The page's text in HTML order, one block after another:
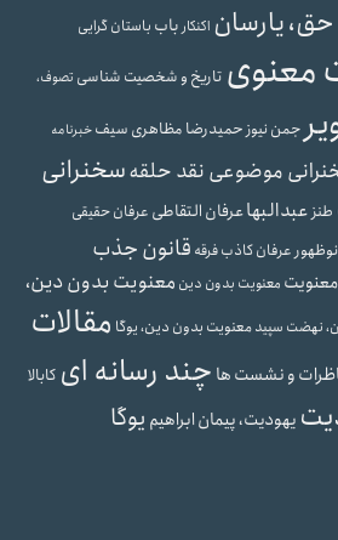
یارسان اکنکارباب باستان گرایی
معنوی تاریخ و شخصیت شناسی تصوف،
جمن نیوز حمیدرضا مظاهری سیفخبرنامه
موضوعی نقد حلقهسخنرانی
طنز عبدالبهاعرفان التقاطی عرفان حقیقی
عرفان کاذبفرقه قانون جذب
معنویت معنویت بدون دین معنویت بدون دین،
نهضت سپیدمعنویت بدون دین، یوگا مقالات
و نشست ها چند رسانه ای کابالا
یهودیت، پیمان ابراهیم یوگا